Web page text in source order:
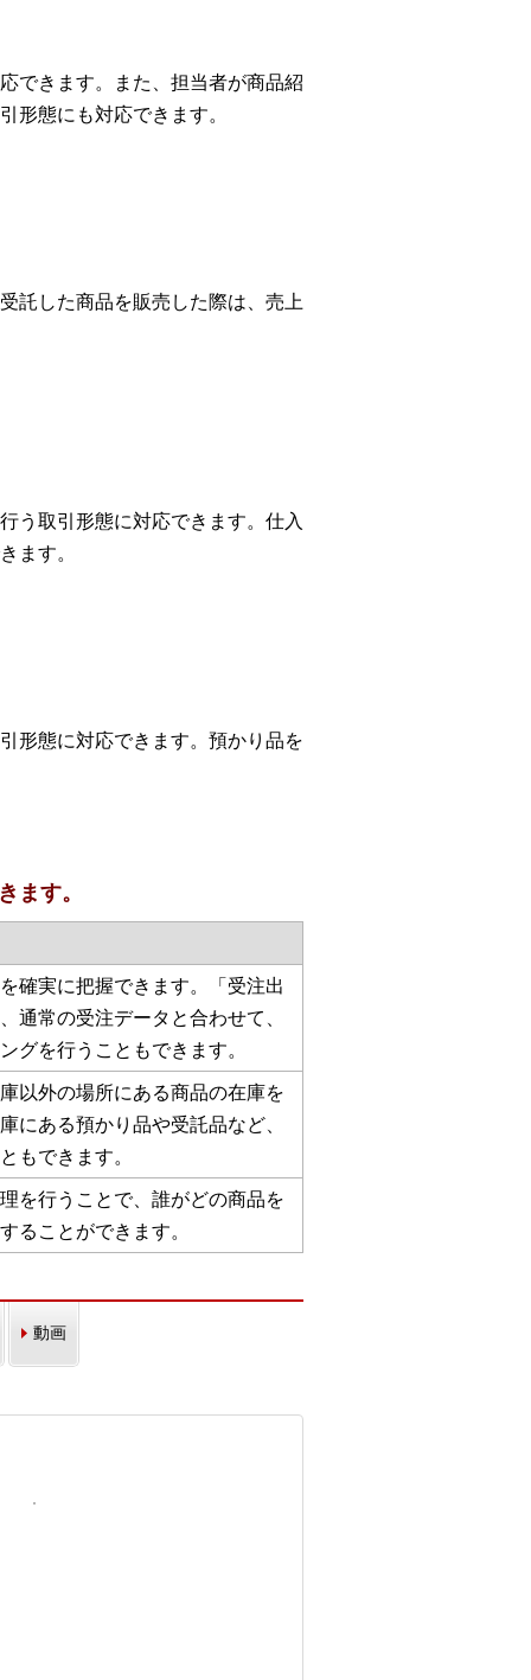
できます。また、担当者が商品紹
形態にも対応できます。
託した商品を販売した際は、売上
う取引形態に対応できます。仕入
ます。
形態に対応できます。預かり品を
ます。
確実に把握できます。「受注出
通常の受注データと合わせて、
グを行うこともできます。
以外の場所にある商品の在庫を
にある預かり品や受託品など、
もできます。
を行うことで、誰がどの商品を
ることができます。
動画